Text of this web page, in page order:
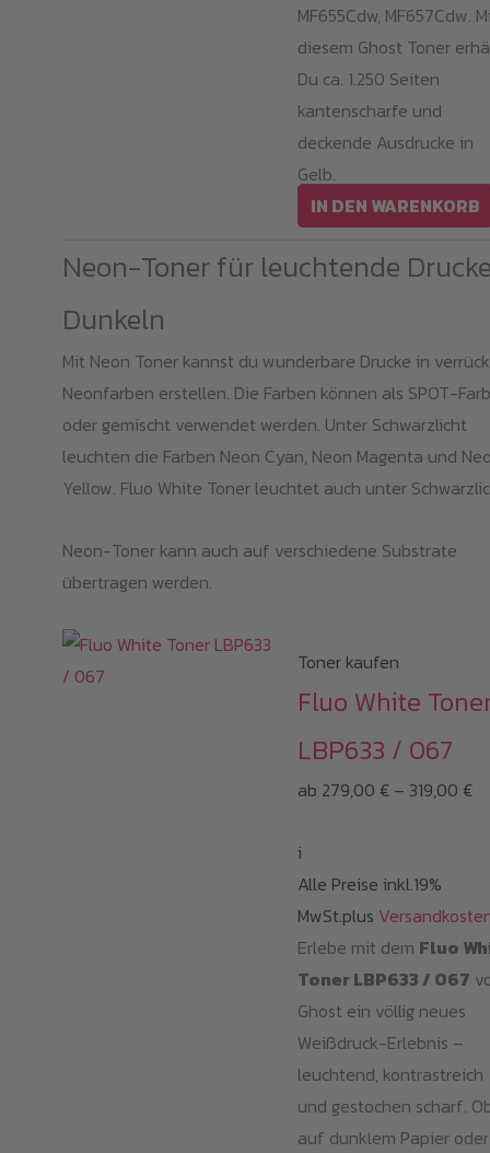
MF655Cdw, MF657Cdw.
diesem Ghost Toner
Du ca. 1.250 Seiten
kantenscharfe und
deckende Ausdrucke in
Gelb.
IN DEN WARENKORB
Neon-Toner für leuchtende
Dunkeln
Mit Neon Toner kannst du wunderbare Drucke in
Neonfarben erstellen. Die Farben können als SPOT-
oder gemischt verwendet werden. Unter Schwarzlicht
leuchten die Farben Neon Cyan, Neon Magenta und
Yellow. Fluo White Toner leuchtet auch unter
Neon-Toner kann auch auf verschiedene Substrate
übertragen werden.
Toner kaufen
Fluo White
LBP633 / 067
ab 279,00 € – 319,00 €
i
Alle Preise inkl.19%
MwSt.plus
Erlebe mit dem Fluo
Toner LBP633 / 067
Ghost ein völlig neues
Weißdruck-Erlebnis –
leuchtend, kontrastreich
und gestochen scharf.
auf dunklem Papier oder